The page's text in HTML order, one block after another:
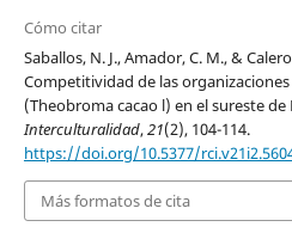
Cómo citar
Saballos, N. J., Amador, C. M., &
Competitividad de las
(Theobroma cacao l) en el sureste de
Interculturalidad,21(2), 104-114.
https://doi.org/10.5377/
Más formatos de cita